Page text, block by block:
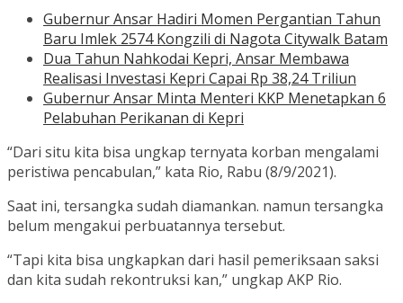
Gubernur Ansar Hadiri Momen Pergantian Tahun
Baru Imlek 2574 Kongzili di Nagota Citywalk Batam
Dua Tahun Nahkodai Kepri, Ansar Membawa
Realisasi Investasi Kepri Capai Rp 38,24 Triliun
Gubernur Ansar Minta Menteri KKP Menetapkan 6
Pelabuhan Perikanan di Kepri
“Dari situ kita bisa ungkap ternyata korban mengalami
peristiwa pencabulan,” kata Rio, Rabu (8/9/2021).
Saat ini, tersangka sudah diamankan. namun tersangka
belum mengakui perbuatannya tersebut.
“Tapi kita bisa ungkapkan dari hasil pemeriksaan saksi
dan kita sudah rekontruksi kan,” ungkap AKP Rio.